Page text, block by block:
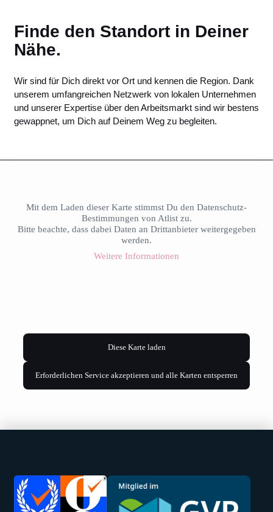
Finde den Standort in Deiner
Nähe.
Wir sind für Dich direkt vor Ort und kennen die Region. Dank
unserem umfangreichen Netzwerk von lokalen Unternehmen
und unserer Expertise über den Arbeitsmarkt sind wir bestens
gewappnet, um Dich auf Deinem Weg zu begleiten.
Mit dem Laden dieser Karte stimmst Du den Datenschutz-
Bestimmungen von Atlist zu.
Bitte beachte, dass dabei Daten an Drittanbieter weitergegeben
werden.
Weitere Informationen
Diese Karte laden
Erforderlichen Service akzeptieren und alle Karten entsperren